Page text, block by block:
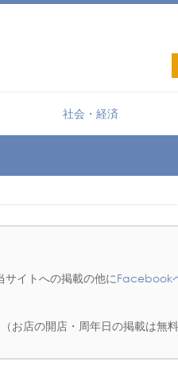
するショップ検索サイト「BaySHOPs
社会・経済
サイトへの掲載の他にFacebook
お店の開店・周年日の掲載は無